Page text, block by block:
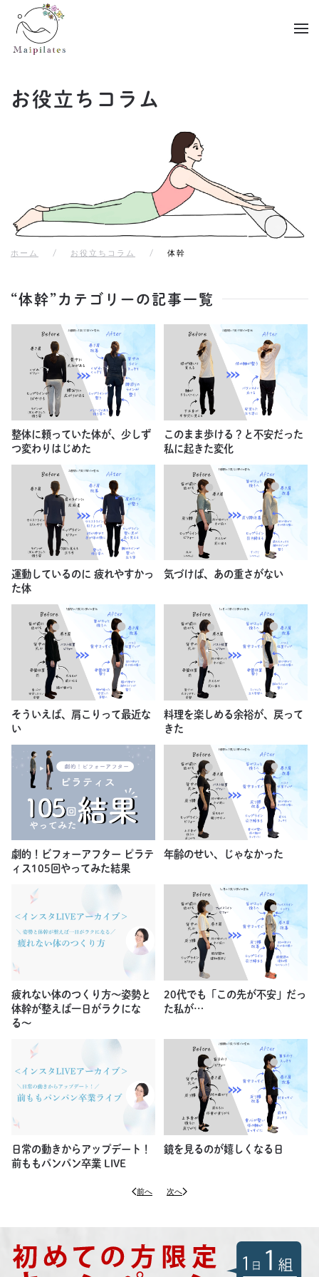
Skip to main content
お役立ちコラム
ホーム お役立ちコラム 体幹
“体幹”カテゴリーの記事一覧
整体に頼っていた体が、少しず
つ変わりはじめた
このまま歩ける？と不安だった
私に起きた変化
運動しているのに 疲れやすかっ
た体
気づけば、あの重さがない
そういえば、肩こりって最近な
い
料理を楽しめる余裕が、戻って
きた
劇的！ビフォーアフター ピラテ
ィス105回やってみた結果
年齢のせい、じゃなかった
疲れない体のつくり方〜姿勢と
体幹が整えば一日がラクにな
る〜
20代でも「この先が不安」だっ
た私が…
日常の動きからアップデート！
前ももパンパン卒業 LIVE
鏡を見るのが嬉しくなる日
前へ 次へ